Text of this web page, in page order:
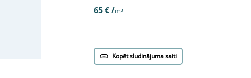
65 € /m³
Kopēt sludinājuma saiti